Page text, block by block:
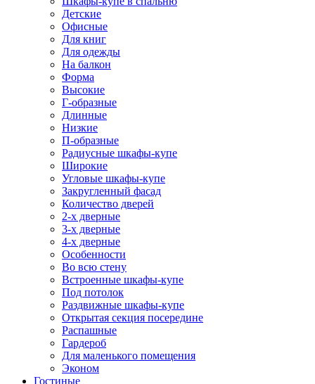
Детские
Офисные
Для книг
Для одежды
На балкон
Форма
Высокие
Г-образные
Длинные
Низкие
П-образные
Радиусные шкафы-купе
Широкие
Угловые шкафы-купе
Закругленный фасад
Количество дверей
2-х дверные
3-х дверные
4-х дверные
Особенности
Во всю стену
Встроенные шкафы-купе
Под потолок
Раздвижные шкафы-купе
Открытая секция посередине
Распашные
Гардероб
Для маленького помещения
Эконом
Гостиные